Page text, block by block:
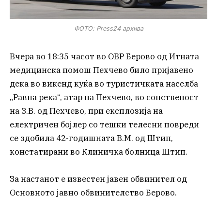
ФОТО: Press24 архива
Вчера во 18:35 часот во ОВР Берово од Итната
медицинска помош Пехчево било пријавено
дека во викенд куќа во туристичката населба
„Равна река“, атар на Пехчево, во сопственост
на З.В. од Пехчево, при експлозија на
електричен бојлер со тешки телесни повреди
се здобила 42-годишната В.М. од Штип,
констатирани во Клиничка болница Штип.
За настанот е известен јавен обвинител од
Основното јавно обвинителство Берово.